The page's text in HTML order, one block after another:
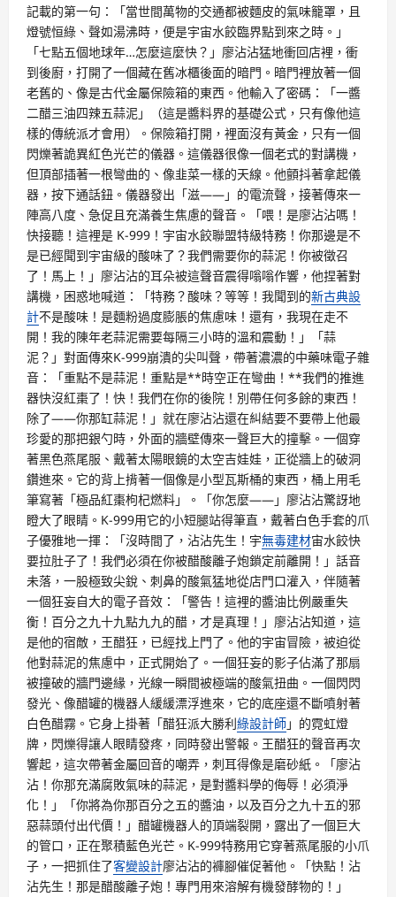
記載的第一句：「當世間萬物的交通都被麵皮的氣味籠罩，且
燈號恒綠、聲如湯沸時，便是宇宙水餃臨界點到來之時。」
「七點五個地球年…怎麼這麼快？」廖沾沾猛地衝回店裡，衝
到後廚，打開了一個藏在舊冰櫃後面的暗門。暗門裡放著一個
老舊的、像是古代金屬保險箱的東西。他輸入了密碼：「一醬
二醋三油四辣五蒜泥」（這是醬料界的基礎公式，只有像他這
樣的傳統派才會用）。保險箱打開，裡面沒有黃金，只有一個
閃爍著詭異紅色光芒的儀器。這儀器很像一個老式的對講機，
但頂部插著一根彎曲的、像韭菜一樣的天線。他顫抖著拿起儀
器，按下通話鈕。儀器發出「滋——」的電流聲，接著傳來一
陣高八度、急促且充滿養生焦慮的聲音。「喂！是廖沾沾嗎！
快接聽！這裡是 K-999！宇宙水餃聯盟特級特務！你那邊是不
是已經聞到宇宙級的酸味了？我們需要你的蒜泥！你被徵召
了！馬上！」廖沾沾的耳朵被這聲音震得嗡嗡作響，他捏著對
講機，困惑地喊道：「特務？酸味？等等！我聞到的新古典設
計不是酸味！是麵粉過度膨脹的焦慮味！還有，我現在走不
開！我的陳年老蒜泥需要每隔三小時的溫和震動！」「蒜
泥？」對面傳來K-999崩潰的尖叫聲，帶著濃濃的中藥味電子雜
音：「重點不是蒜泥！重點是**時空正在彎曲！**我們的推進
器快沒紅棗了！快！我們在你的後院！別帶任何多餘的東西！
除了——你那缸蒜泥！」就在廖沾沾還在糾結要不要帶上他最
珍愛的那把銀勺時，外面的牆壁傳來一聲巨大的撞擊。一個穿
著黑色燕尾服、戴著太陽眼鏡的太空吉娃娃，正從牆上的破洞
鑽進來。它的背上揹著一個像是小型瓦斯桶的東西，桶上用毛
筆寫著「極品紅棗枸杞燃料」。「你怎麼——」廖沾沾驚訝地
瞪大了眼睛。K-999用它的小短腿站得筆直，戴著白色手套的爪
子優雅地一揮：「沒時間了，沾沾先生！宇無毒建材宙水餃快
要拉肚子了！我們必須在你被醋酸離子炮鎖定前離開！」話音
未落，一股極致尖銳、刺鼻的酸氣猛地從店門口灌入，伴隨著
一個狂妄自大的電子音效：「警告！這裡的醬油比例嚴重失
衡！百分之九十九點九九的醋，才是真理！」廖沾沾知道，這
是他的宿敵，王醋狂，已經找上門了。他的宇宙冒險，被迫從
他對蒜泥的焦慮中，正式開始了。一個狂妄的影子佔滿了那扇
被撞破的牆門邊緣，光線一瞬間被極端的酸氣扭曲。一個閃閃
發光、像醋罐的機器人緩緩漂浮進來，它的底座還不斷噴射著
白色醋霧。它身上掛著「醋狂派大勝利綠設計師」的霓虹燈
牌，閃爍得讓人眼睛發疼，同時發出警報。王醋狂的聲音再次
響起，這次帶著金屬回音的嘲弄，刺耳得像是磨砂紙。「廖沾
沾！你那充滿腐敗氣味的蒜泥，是對醬料學的侮辱！必須淨
化！」「你將為你那百分之五的醬油，以及百分之九十五的邪
惡蒜頭付出代價！」醋罐機器人的頂端裂開，露出了一個巨大
的管口，正在聚積藍色光芒。K-999特務用它穿著燕尾服的小爪
子，一把抓住了客變設計廖沾沾的褲腳催促著他。「快點！沾
沾先生！那是醋酸離子炮！專門用來溶解有機發酵物的！」